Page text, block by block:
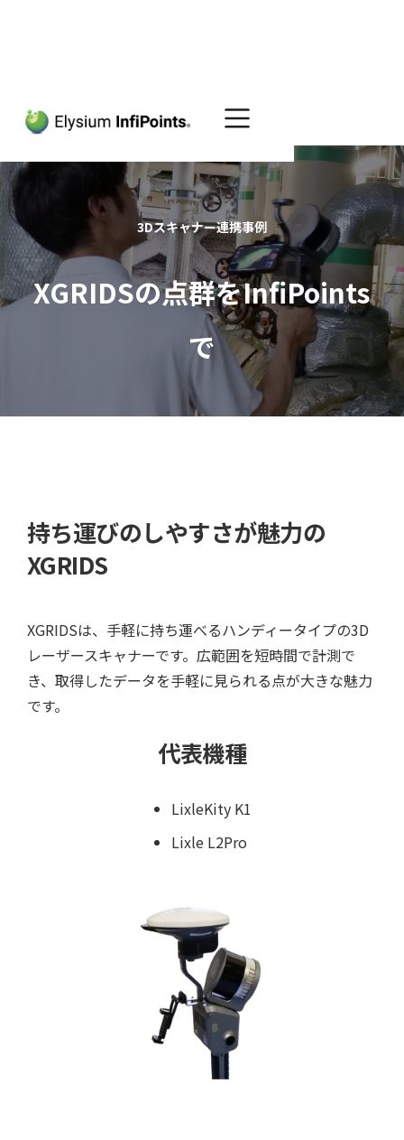
Home
3Dスキャナー連携事例
XGRIDSの点群をInfiPoints
で
持ち運びのしやすさが魅力の
XGRIDS
XGRIDSは、手軽に持ち運べるハンディータイプの3D
レーザースキャナーです。広範囲を短時間で計測で
き、取得したデータを手軽に見られる点が大きな魅力
です。
代表機種
LixleKity K1
Lixle L2Pro